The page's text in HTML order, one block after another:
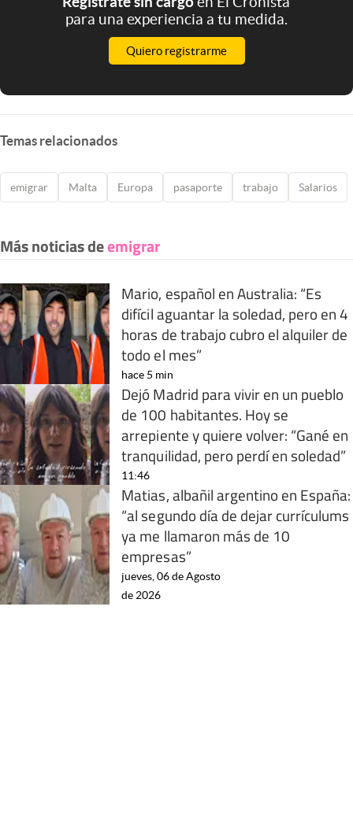
para una experiencia a tu medida.
Quiero registrarme
Temas relacionados
emigrar Malta Europa pasaporte trabajo Salarios
Más noticias deemigrar
Mario, español en Australia: “Es
difícil aguantar la soledad, pero en 4
horas de trabajo cubro el alquiler de
todo el mes”
hace 5 min
Dejó Madrid para vivir en un pueblo
de 100 habitantes. Hoy se
arrepiente y quiere volver: “Gané en
tranquilidad, pero perdí en soledad”
11:46
Matias, albañil argentino en España:
“al segundo día de dejar currículums
ya me llamaron más de 10
empresas”
jueves, 06 de Agosto
de 2026